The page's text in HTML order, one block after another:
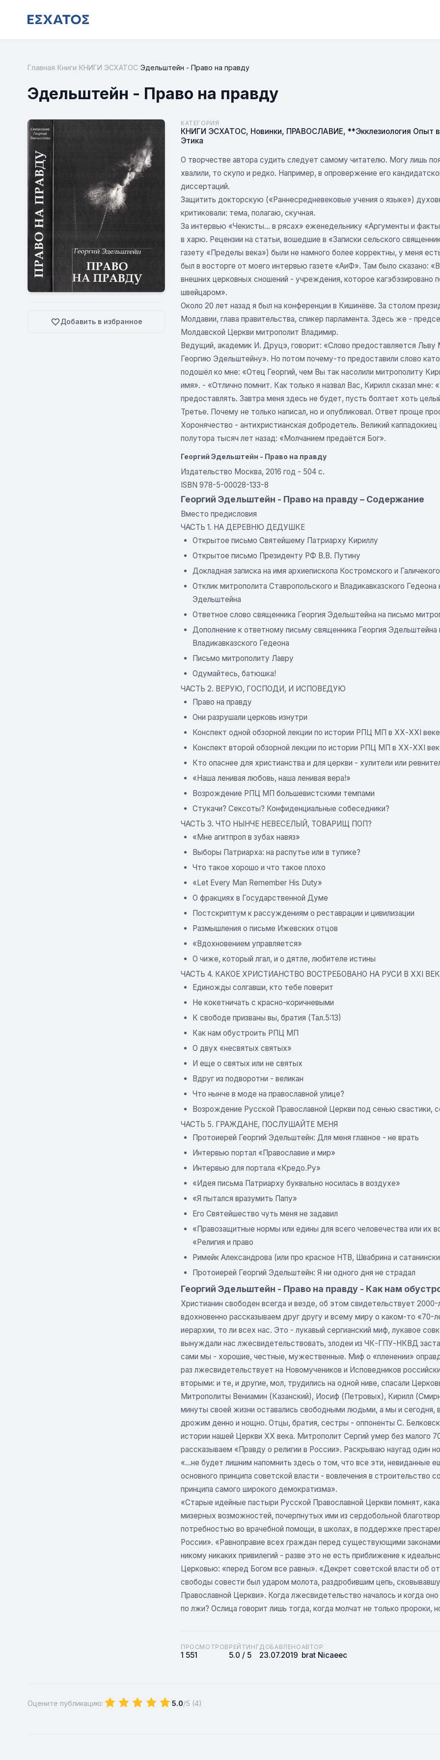
Главная Книги КНИГИ ЭСХАТОС Эдельштейн - Право на правду
Эдельштейн - Право на правду
Добавить в избранное
КАТЕГОРИЯ
КНИГИ ЭСХАТОС, Новинки, ПРАВОСЛАВИЕ, **Экклезиология Опыт
Этика
О творчестве автора судить следует самому читателю. Могу лишь
хвалили, то скупо и редко. Например, в опровержение его
диссертаций.
Защитить докторскую («Раннесредневековые учения о языке»)
критиковали: тема, полагаю, скучная.
За интервью «Чекисты... в рясах» еженедельнику «Аргументы и
в харю. Рецензии на статьи, вошедшие в «Записки сельского
газету «Пределы века») были не намного более корректны, у меня
был в восторге от моего интервью газете «АиФ». Там было сказано:
внешних церковных сношений - учреждения, которое кагэбэзировано
швейцаром».
Около 20 лет назад я был на конференции в Кишинёве. За столом
Молдавии, глава правительства, спикер парламента. Здесь же -
Молдавской Церкви митрополит Владимир.
Ведущий, академик И. Друцэ, говорит: «Слово предоставляется
Георгию Эдельштейну». Но потом почему-то предоставили слово
подошёл ко мне: «Отец Георгий, чем Вы так насолили митрополиту
имя». - «Отлично помнит. Как только я назвал Вас, Кирилл сказал
предоставлять. Завтра меня здесь не будет, пусть болтает хоть
Третье. Почему не только написал, но и опубликовал. Ответ проще
Хоронячество - анти­христианская добродетель. Великий
полутора тысяч лет назад: «Молчанием предаётся Бог».
Георгий Эдельштейн - Право на правду
Издательство Москва, 2016 год - 504 с.
ISBN 978-5-00028-133-8
Георгий Эдельштейн - Право на правду – Содержание
Вместо предисловия
ЧАСТЬ 1. НА ДЕРЕВНЮ ДЕДУШКЕ
Открытое письмо Святейшему Патриарху Кириллу
Открытое письмо Президенту РФ В.В. Путину
Докладная записка на имя архиепископа Костромского и
Отклик митрополита Ставропольского и Владикавказского
Эдельштейна
Ответное слово священника Георгия Эдельштейна на письмо
Дополнение к ответному письму священника Георгия
Владикавказского Гедеона
Письмо митрополиту Лавру
Одумайтесь, батюшка!
ЧАСТЬ 2. ВЕРУЮ, ГОСПОДИ, И ИСПОВЕДУЮ
Право на правду
Они разрушали церковь изнутри
Конспект одной обзорной лекции по истории РПЦ МП в ХХ-ХХІ веке
Конспект второй обзорной лекции по истории РПЦ МП в ХХ-ХХІ
Кто опаснее для христианства и для церкви - хулители или
«Наша ленивая любовь, наша ленивая вера!»
Возрождение РПЦ МП большевистскими темпами
Стукачи? Сексоты? Конфиденциальные собеседники?
ЧАСТЬ 3. ЧТО НЫНЧЕ НЕВЕСЕЛЫЙ, ТОВАРИЩ ПОП?
«Мне агитпроп в зубах навяз»
Выборы Патриарха: на распутье или в тупике?
Что такое хорошо и что такое плохо
«Let Every Man Remember His Duty»
О фракциях в Государственной Думе
Постскриптум к рассуждениям о реставрации и цивилизации
Размышления о письме Ижевских отцов
«Вдохновением управляется»
О чиже, который лгал, и о дятле, любителе истины
ЧАСТЬ 4. КАКОЕ ХРИСТИАНСТВО ВОСТРЕБОВАНО НА РУСИ В XXI
Единожды солгавши, кто тебе поверит
Не кокетничать с красно-коричневыми
К свободе призваны вы, братия (Тал.5:13)
Как нам обустроить РПЦ МП
О двух «несвятых святых»
И еще о святых или не святых
Вдруг из подворотни - великан
Что нынче в моде на православной улице?
Возрождение Русской Православной Церкви под сенью свастики,
ЧАСТЬ 5. ГРАЖДАНЕ, ПОСЛУШАЙТЕ МЕНЯ
Протоиерей Георгий Эдельштейн: Для меня главное - не врать
Интервью портал «Православие и мир»
Интервью для портала «Кредо.Ру»
«Идея письма Патриарху буквально носилась в воздухе»
«Я пытался вразумить Папу»
Его Святейшество чуть меня не задавил
«Правозащитные нормы или едины для всего человечества или
«Религия и право
Римейк Александрова (или про красное НТВ, Швабрина и
Протоиерей Георгий Эдельштейн: Я ни одного дня не страдал
Георгий Эдельштейн - Право на правду - Как нам
Христианин свободен всегда и везде, об этом свидетельствует
вдохновенно рассказываем друг другу и всему миру о каком-то «70-
иерархии, то ли всех нас. Это - лукавый сергианский миф, лукавое
вынуждали нас лжесвидетельствовать, злодеи из ЧК-ГПУ-НКВД
сами мы - хорошие, честные, мужественные. Миф о «пленении»
раз лжесвидетельствует на Новомучеников и Исповедников
вторыми: и те, и другие, мол, трудились на одной ниве, спасали
Митрополиты Вениамин (Казанский), Иосиф (Петровых), Кирилл
минуты своей жизни оставались свободными людьми, а мы и
дрожим денно и нощно. Отцы, братия, сестры - оппоненты С.
истории нашей Церкви XX века. Митрополит Сергий умер без малого
рассказываем «Правду о религии в России». Раскрываю наугад
«...не будет лишним напомнить здесь о том, что все эти, невиданные
основного принципа советской власти - вовлечения в
принципа самого широкого демократизма».
«Старые идейные пастыри Русской Православной Церкви помнят,
мизерных возможностей, почерпнутых ими из сердобольной
потребностью во врачебной помощи, в школах, в поддержке
России». «Равноправие всех граждан перед существующими
никому никаких привилегий - разве это не есть приближение к
Церковью: «перед Богом все равны». «Декрет советской власти об
свободы совести был ударом молота, раздробившим цепь,
Православной Церкви». Когда лжесвидетельство началось и когда
по лжи? Ослица говорит лишь тогда, когда молчат не только
ПРОСМОТРОВ
1 551
РЕЙТИНГ
5.0 / 5
ДОБАВЛЕНО
23.07.2019
АВТОР
brat Nicaeec
Оцените публикацию: 5.0/5 (4)